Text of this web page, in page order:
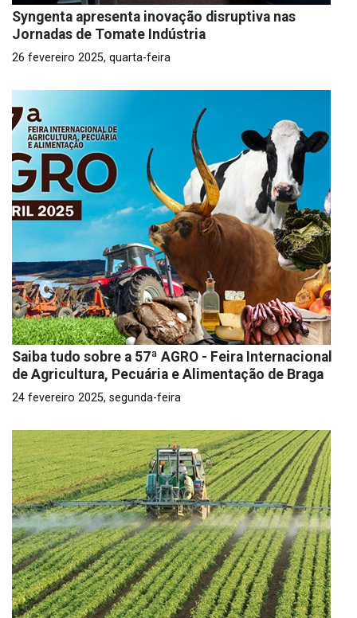
Syngenta apresenta inovação disruptiva nas
Jornadas de Tomate Indústria
26 fevereiro 2025, quarta-feira
Saiba tudo sobre a 57ª AGRO - Feira Internacional
de Agricultura, Pecuária e Alimentação de Braga
24 fevereiro 2025, segunda-feira